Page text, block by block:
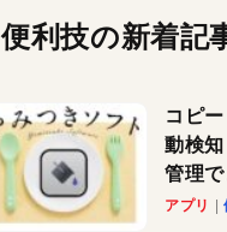
便利技の新着記
コピ
動検
管理
Copy
アプリ